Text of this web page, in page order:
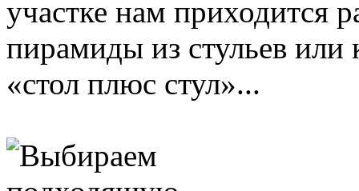
участке нам приходится
пирамиды из стульев или
«стол плюс стул»...